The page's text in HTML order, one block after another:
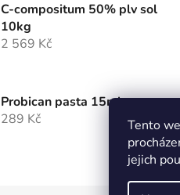
Tento
jejich
C-compositum 50% plv sol
10kg
2 569 Kč
Probican pasta 15ml
289 Kč